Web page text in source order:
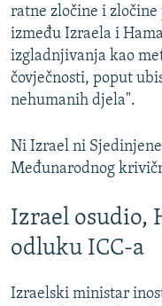
ratne zločine i
između Izraela i
izgladnjivanja kao
čovječnosti, poput
nehumanih djela".
Ni Izrael ni
Međunarodnog
Izrael osudio,
odluku ICC-a
Izraelski ministar